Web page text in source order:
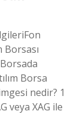
Borsası
Borsa
nedir? 1
veya XAG ile